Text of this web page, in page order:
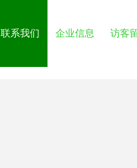
联系我们 企业信息 访客